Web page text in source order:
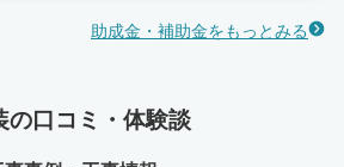
助成金・補助金をもっとみる
口コミ・体験談